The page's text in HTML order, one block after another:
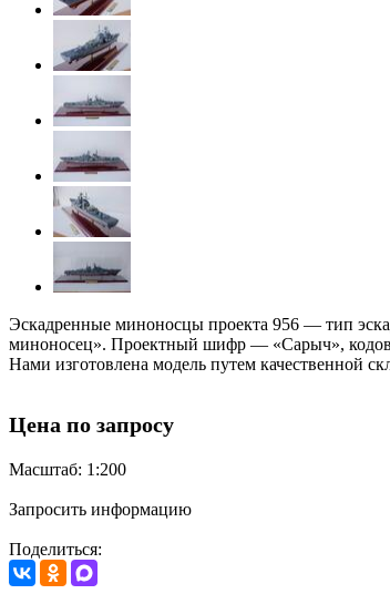
Эскадренные миноносцы проекта 956 — тип
миноносец». Проектный шифр — «Сарыч»,
Нами изготовлена модель путем качественной
Цена по запросу
Масштаб: 1:200
Запросить информацию
Поделиться: